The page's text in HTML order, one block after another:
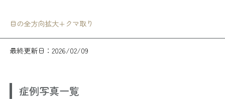
目の全方向拡大+クマ取り
最終更新日：2026/02/09
症例写真一覧